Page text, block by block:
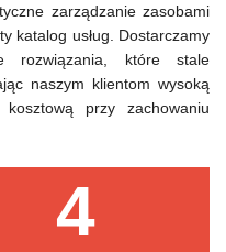
4
zarządzanie zasobami
katalog usług. Dostarczamy
rozwiązania, które stale
naszym klientom wysoką
przy zachowaniu